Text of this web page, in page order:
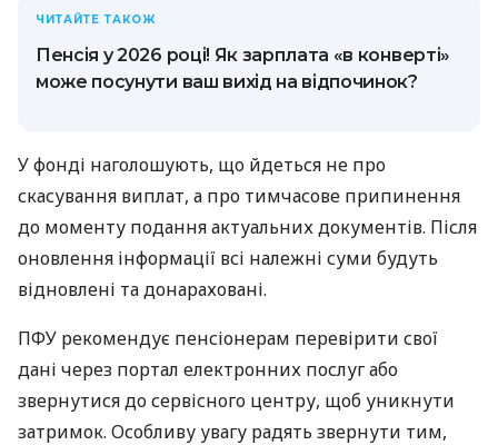
ЧИТАЙТЕ ТАКОЖ
Пенсія у 2026 році! Як зарплата «в конверті»
може посунути ваш вихід на відпочинок?
У фонді наголошують, що йдеться не про
скасування виплат, а про тимчасове припинення
до моменту подання актуальних документів. Після
оновлення інформації всі належні суми будуть
відновлені та донараховані.
ПФУ рекомендує пенсіонерам перевірити свої
дані через портал електронних послуг або
звернутися до сервісного центру, щоб уникнути
затримок. Особливу увагу радять звернути тим,